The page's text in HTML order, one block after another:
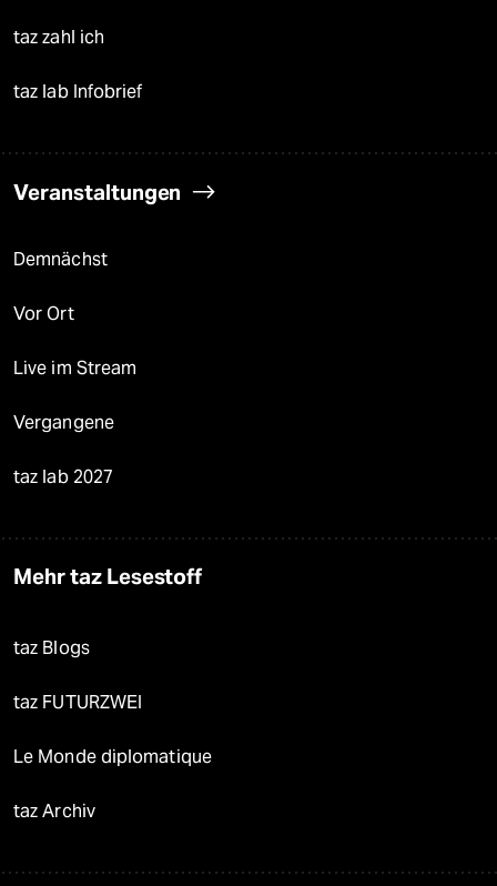
taz zahl ich
taz lab Infobrief
Veranstaltungen
Demnächst
Vor Ort
Live im Stream
Vergangene
taz lab 2027
Mehr taz Lesestoff
taz Blogs
taz FUTURZWEI
Le Monde diplomatique
taz Archiv